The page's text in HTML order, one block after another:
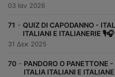
03 Ιαν 2026
71 - QUIZ DI CAPODANNO -
ITALIANI E ITALIANERIE 🎙🎧
31 Δεκ 2025
70 - PANDORO O PANETTONE
ITALIA ITALIANI E